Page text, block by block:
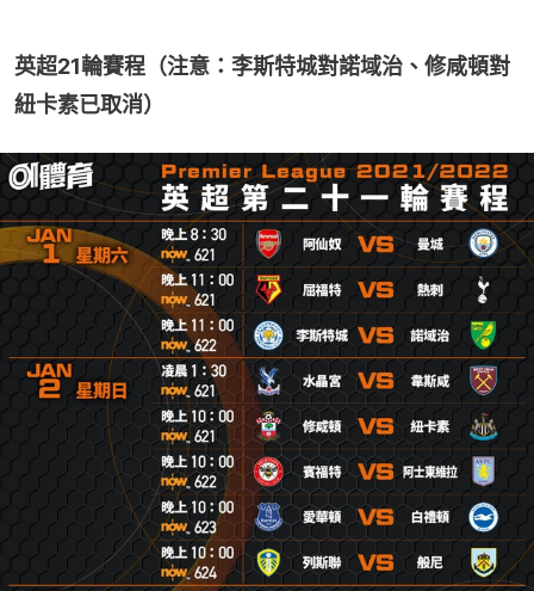
英超21輪賽程（注意：李斯特城對諾域治、修咸頓對
紐卡素已取消）